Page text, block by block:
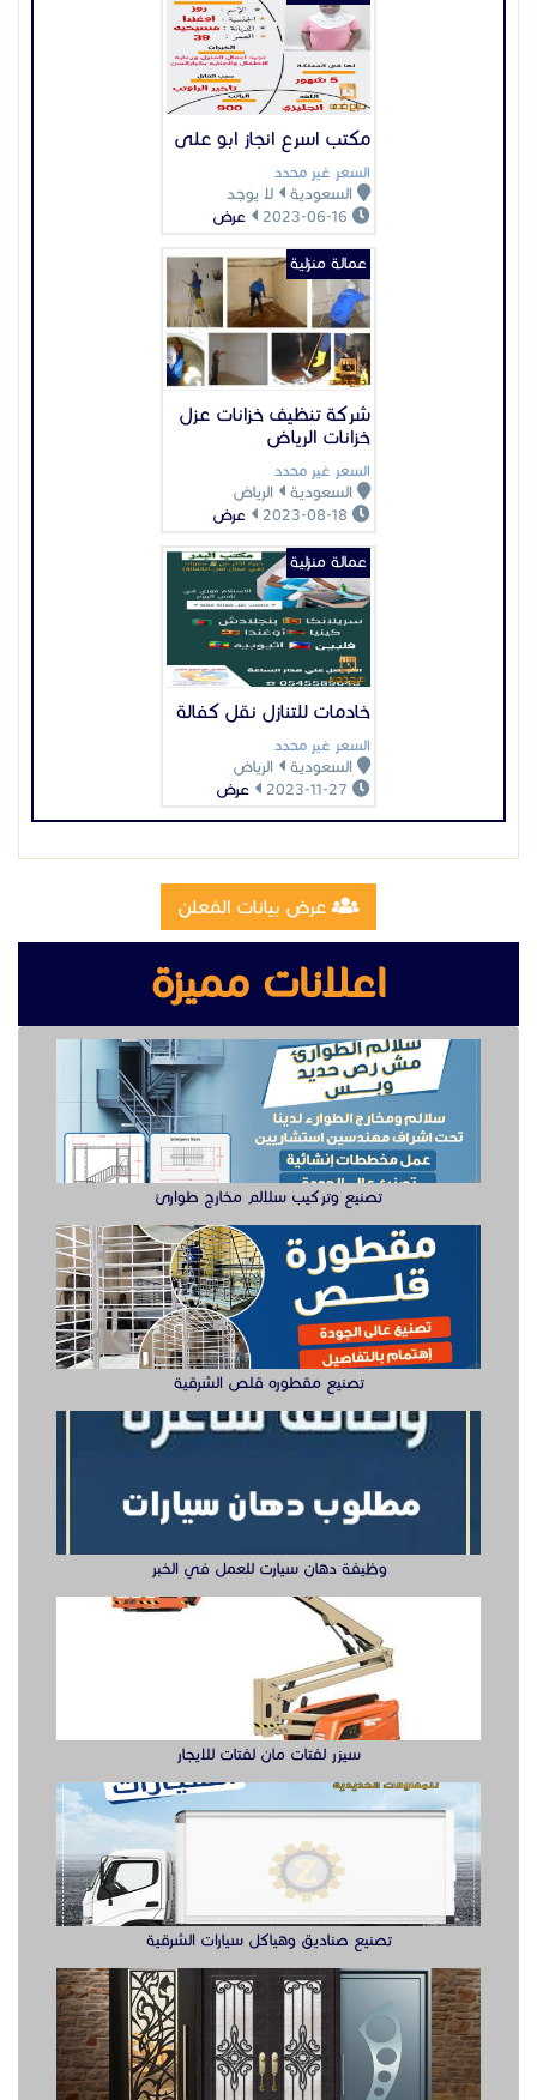
مكتب اسرع انجاز ابو على
السعر غير محدد
السعودية
لا يوجد
عرض
شركة تنظيف خزانات عزل
خزانات الرياض
السعر غير محدد
السعودية
الرياض
عرض
عمالة منزلية
خادمات للتنازل نقل كفالة
السعر غير محدد
السعودية
الرياض
عرض
عمالة منزلية
عرض بيانات المُعلن
اعلانات مميزة
تصنيع وتركيب سلالم مخارج طوارئ
تصنيع مقطوره قلص الشرقية
وظيفة دهان سيارت للعمل في الخبر
سيزر لفتات مان لفتات للايجار
تصنيع صناديق وهياكل سيارات الشرقية